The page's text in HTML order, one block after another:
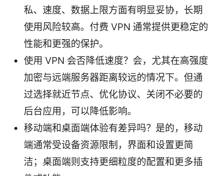
私、速度、数据上限方面有明显妥协，长期
使用风险较高。付费 VPN 通常提供更稳定的
性能和更强的保护。
使用 VPN 会否降低速度？会，尤其在高强度
加密与远端服务器距离较远的情况下。但通
过选择就近节点、优化协议、关闭不必要的
后台应用，可以降低影响。
移动端和桌面端体验有差异吗？是的，移动
端通常受设备资源限制，界面和设置更简
洁；桌面端则支持更细粒度的配置和更多插